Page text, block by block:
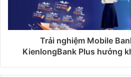
Trải nghiệm Mobile
KienlongBank Plus hưởng